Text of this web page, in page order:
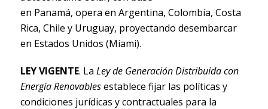
en Panamá, opera en Argentina, Colombia, Costa
Rica, Chile y Uruguay, proyectando desembarcar
en Estados Unidos (Miami).
LEY VIGENTE. La Ley de Generación Distribuida con
Energía Renovablesestablece fijar las políticas y
condiciones jurídicas y contractuales para la